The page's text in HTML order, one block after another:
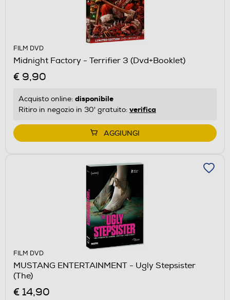
FILM DVD
Midnight Factory - Terrifier 3 (Dvd+Booklet)
€ 9,90
Acquisto online: disponibile
Ritiro in negozio in 30' gratuito: verifica
AGGIUNGI
FILM DVD
MUSTANG ENTERTAINMENT - Ugly Stepsister
(The)
€ 14,90